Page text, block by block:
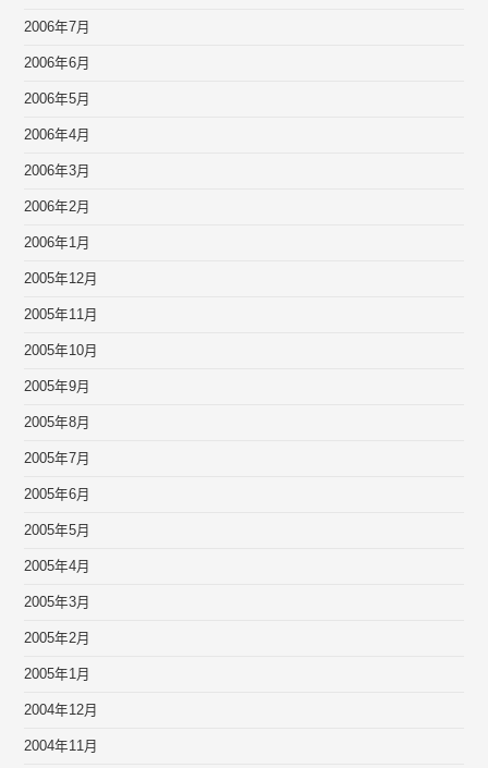
2006年7月
2006年6月
2006年5月
2006年4月
2006年3月
2006年2月
2006年1月
2005年12月
2005年11月
2005年10月
2005年9月
2005年8月
2005年7月
2005年6月
2005年5月
2005年4月
2005年3月
2005年2月
2005年1月
2004年12月
2004年11月